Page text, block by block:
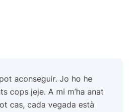
aconseguir. Jo ho he
cops jeje. A mi m’ha anat
cas, cada vegada està